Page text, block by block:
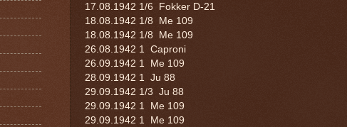
17.08.1942 1/6 Fokker D-21
18.08.1942 1/8 Me 109
18.08.1942 1/8 Me 109
26.08.1942 1 Caproni
26.09.1942 1 Me 109
28.09.1942 1 Ju 88
29.09.1942 1/3 Ju 88
29.09.1942 1 Me 109
29.09.1942 1 Me 109